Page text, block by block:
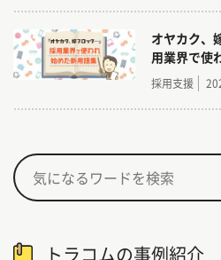
■Google広告運用実
■SNS運用実績：40
これまでに積み重ね
オヤカク、
用業界で使
採用支援
トラコムの事例紹介